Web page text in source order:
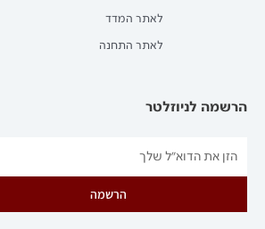
לאתר המדד
לאתר התחנה
הרשמה לניוזלטר
הרשמה